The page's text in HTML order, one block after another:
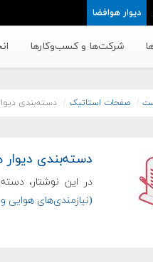
دیوار هوافضا
شرکت‌ها و کسب‌وکار‌ها
صفحات استاتیک دسته‌بندی
دسته‌بندی دیوار
در این نوشتار،
(نیازمندی‌های هوایی